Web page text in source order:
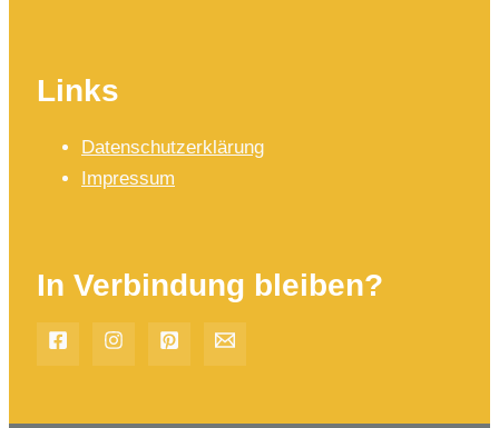
Links
Datenschutzerklärung
Impressum
In Verbindung bleiben?